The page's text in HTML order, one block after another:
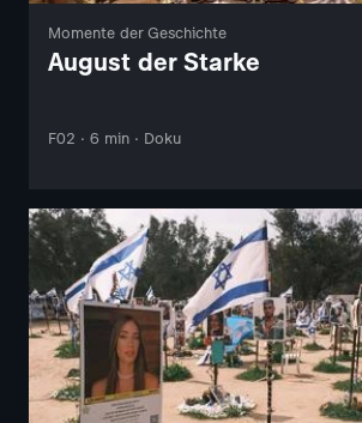
Momente der Geschichte
August der Starke
F02 · 6 min · Doku